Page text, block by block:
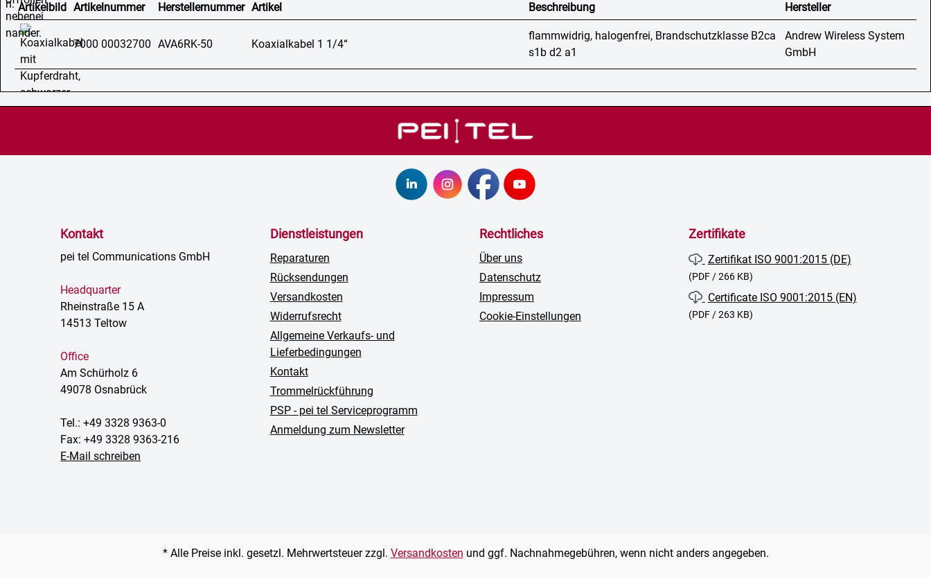
Artikelbild Artikelnummer Herstellernummer Artikel Beschreibung Hersteller
7000 00032700 AVA6RK-50 Koaxialkabel 1 1/4“
flammwidrig, halogenfrei, Brandschutzklasse B2ca
s1b d2 a1
Andrew Wireless System
GmbH
Kontakt
pei tel Communications GmbH
Headquarter
Rheinstraße 15 A
14513 Teltow
Office
Am Schürholz 6
49078 Osnabrück
Tel.: +49 3328 9363-0
Fax: +49 3328 9363-216
E-Mail schreiben
Dienstleistungen
Reparaturen
Rücksendungen
Versandkosten
Widerrufsrecht
Allgemeine Verkaufs- und
Lieferbedingungen
Kontakt
Trommelrückführung
PSP - pei tel Serviceprogramm
Anmeldung zum Newsletter
Rechtliches
Über uns
Datenschutz
Impressum
Cookie-Einstellungen
Zertifikate
Zertifikat ISO 9001:2015 (DE)
(PDF / 266 KB)
Certificate ISO 9001:2015 (EN)
(PDF / 263 KB)
* Alle Preise inkl. gesetzl. Mehrwertsteuer zzgl. Versandkosten und ggf. Nachnahmegebühren, wenn nicht anders angegeben.